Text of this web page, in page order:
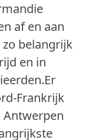
af en aan
belangrijk
en in
Frankrijk
Antwerpen